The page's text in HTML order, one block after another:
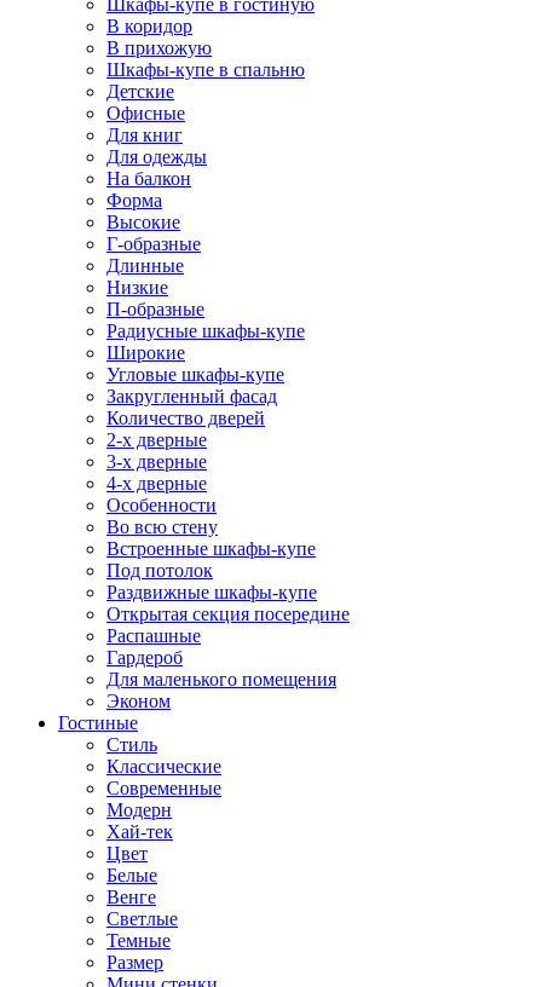
Шкафы-купе в гостиную
В коридор
В прихожую
Шкафы-купе в спальню
Детские
Офисные
Для книг
Для одежды
На балкон
Форма
Высокие
Г-образные
Длинные
Низкие
П-образные
Радиусные шкафы-купе
Широкие
Угловые шкафы-купе
Закругленный фасад
Количество дверей
2-х дверные
3-х дверные
4-х дверные
Особенности
Во всю стену
Встроенные шкафы-купе
Под потолок
Раздвижные шкафы-купе
Открытая секция посередине
Распашные
Гардероб
Для маленького помещения
Эконом
Гостиные
Стиль
Классические
Современные
Модерн
Хай-тек
Цвет
Белые
Венге
Светлые
Темные
Размер